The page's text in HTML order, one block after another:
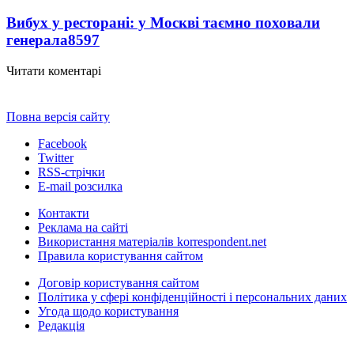
Вибух у ресторані: у Москві таємно поховали
генерала8597
Читати коментарі
Повна версія сайту
Facebook
Twitter
RSS-стрічки
E-mail розсилка
Контакти
Реклама на сайті
Використання матеріалів korrespondent.net
Правила користування сайтом
Договір користування сайтом
Політика у сфері конфіденційності і персональних даних
Угода щодо користування
Редакція